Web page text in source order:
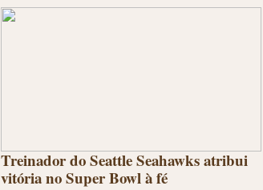
Treinador do Seattle Seahawks atribui
vitória no Super Bowl à fé